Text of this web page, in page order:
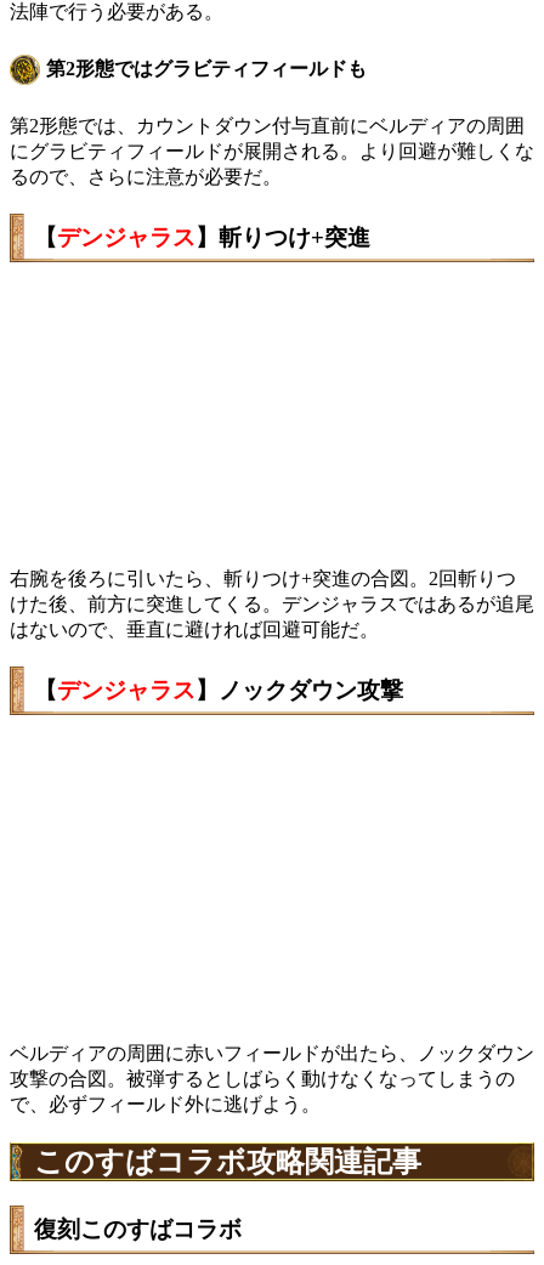
法陣で行う必要がある。
第2形態ではグラビティフィールドも
第2形態では、カウントダウン付与直前にベルディアの周囲
にグラビティフィールドが展開される。より回避が難しくな
るので、さらに注意が必要だ。
【デンジャラス 】斬りつけ+突進
右腕を後ろに引いたら、斬りつけ+突進の合図。2回斬りつ
けた後、前方に突進してくる。デンジャラスではあるが追尾
はないので、垂直に避ければ回避可能だ。
【デンジャラス 】ノックダウン攻撃
ベルディアの周囲に赤いフィールドが出たら、ノックダウン
攻撃の合図。被弾するとしばらく動けなくなってしまうの
で、必ずフィールド外に逃げよう。
このすばコラボ攻略関連記事
復刻このすばコラボ